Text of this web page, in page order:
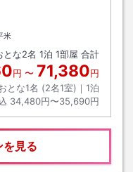
米
とな2名 1泊 1部屋 合計
円 〜 71,380円
とな1名 (2名1室)｜ 1泊
34,480円〜35,690円
を見る